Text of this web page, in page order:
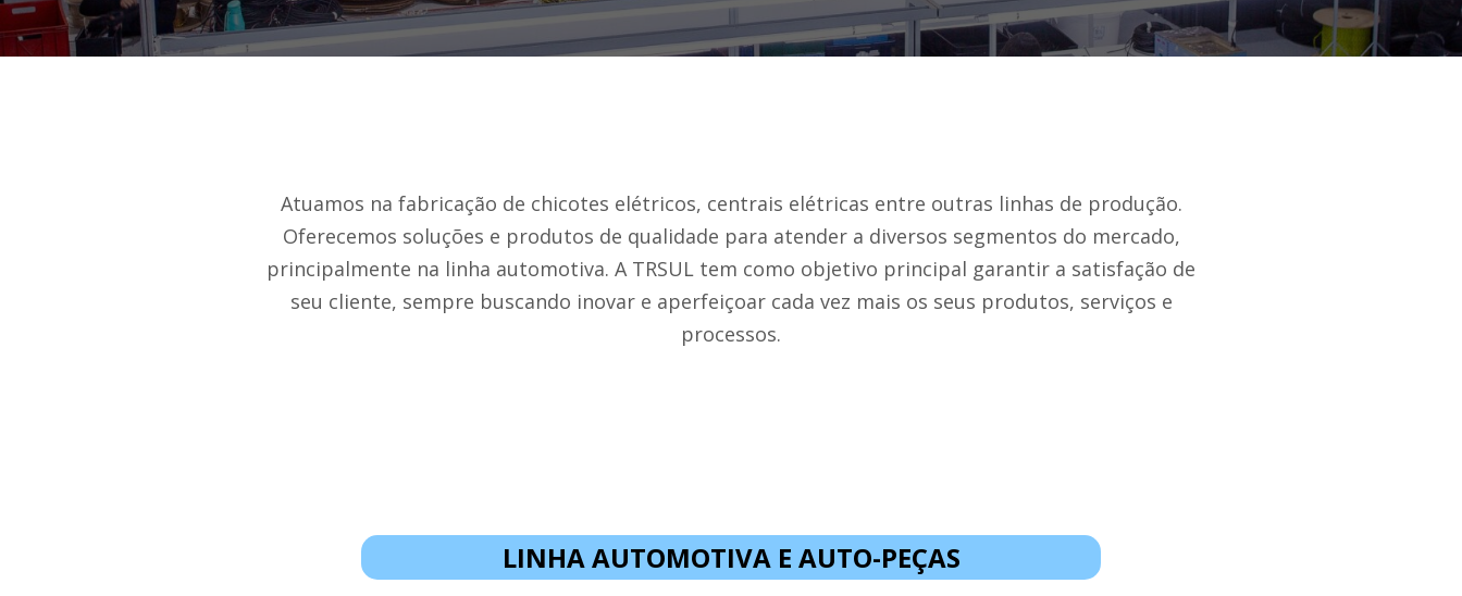
Atuamos na fabricação de chicotes elétricos, centrais elétricas entre outras linhas de produção.
Oferecemos soluções e produtos de qualidade para atender a diversos segmentos do mercado,
principalmente na linha automotiva. A TRSUL tem como objetivo principal garantir a satisfação de
seu cliente, sempre buscando inovar e aperfeiçoar cada vez mais os seus produtos, serviços e
processos.
LINHA AUTOMOTIVA E AUTO-PEÇAS